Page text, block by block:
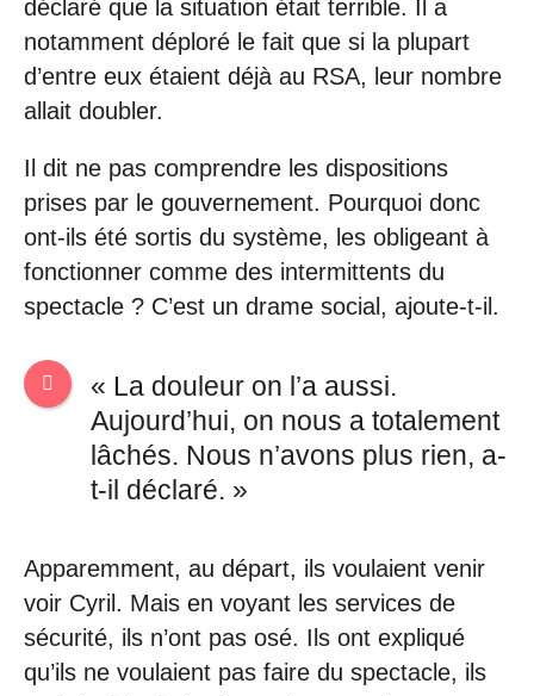
déclaré que la situation était terrible. Il a
notamment déploré le fait que si la plupart
d’entre eux étaient déjà au RSA, leur nombre
allait doubler.
Il dit ne pas comprendre les dispositions
prises par le gouvernement. Pourquoi donc
ont-ils été sortis du système, les obligeant à
fonctionner comme des intermittents du
spectacle ? C’est un drame social, ajoute-t-il.
« La douleur on l’a aussi.
Aujourd’hui, on nous a totalement
lâchés. Nous n’avons plus rien, a-
t-il déclaré. »
Apparemment, au départ, ils voulaient venir
voir Cyril. Mais en voyant les services de
sécurité, ils n’ont pas osé. Ils ont expliqué
qu’ils ne voulaient pas faire du spectacle, ils